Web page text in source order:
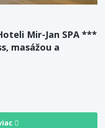
Mir-Jan SPA ***
masážou a